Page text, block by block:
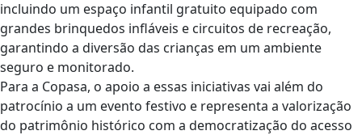
incluindo um espaço infantil gratuito equipado com
grandes brinquedos infláveis e circuitos de recreação,
garantindo a diversão das crianças em um ambiente
seguro e monitorado.
Para a Copasa, o apoio a essas iniciativas vai além do
patrocínio a um evento festivo e representa a valorização
do patrimônio histórico com a democratização do acesso